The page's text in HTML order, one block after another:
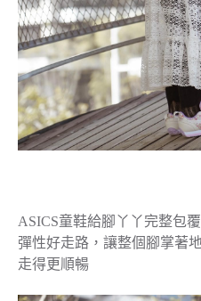
ASICS童鞋給腳丫丫完整包
彈性好走路，讓整個腳掌著
走得更順暢